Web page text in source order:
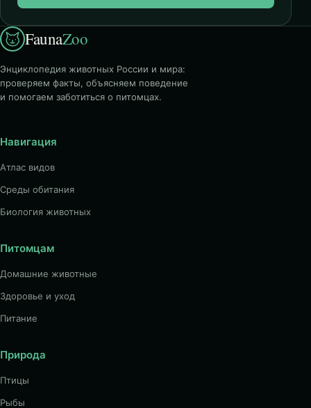
FaunaZoo
Энциклопедия животных России и мира:
проверяем факты, объясняем поведение
и помогаем заботиться о питомцах.
Навигация
Атлас видов
Среды обитания
Биология животных
Питомцам
Домашние животные
Здоровье и уход
Питание
Природа
Птицы
Рыбы